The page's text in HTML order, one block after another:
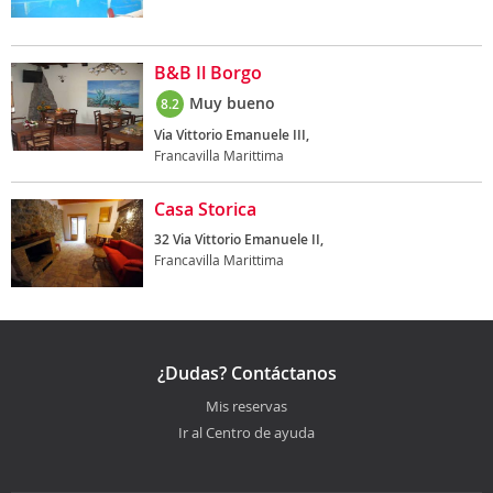
B&B Il Borgo
8.2 Muy bueno
Via Vittorio Emanuele III,
Francavilla Marittima
Casa Storica
32 Via Vittorio Emanuele II,
Francavilla Marittima
¿Dudas? Contáctanos
Mis reservas
Ir al Centro de ayuda